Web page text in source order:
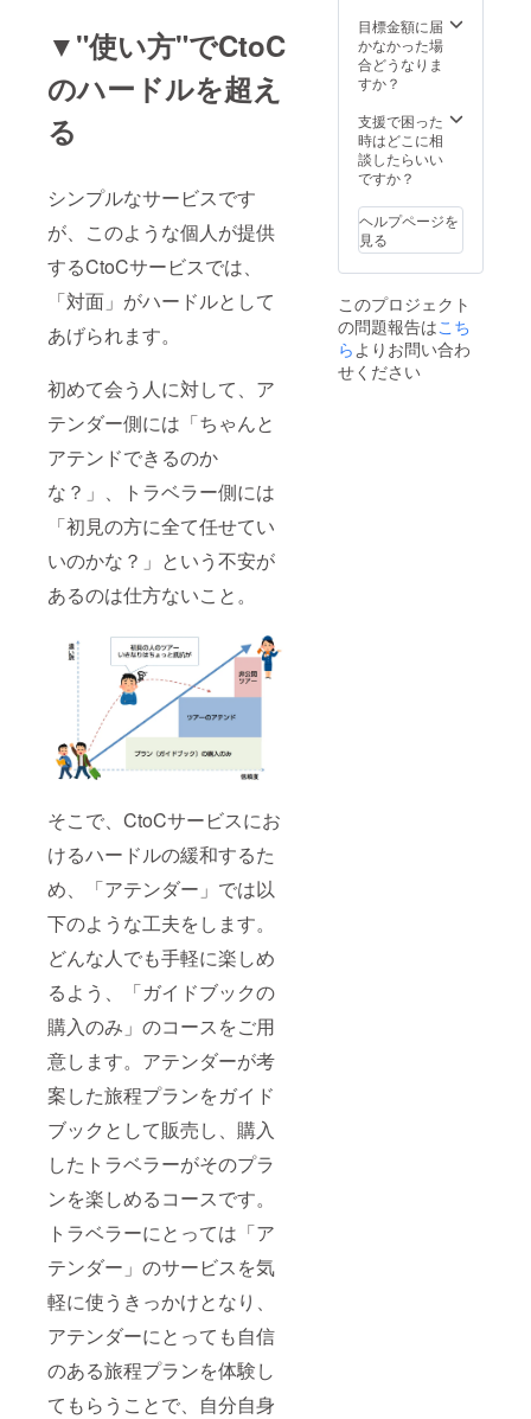
▼"使い方"でCtoC
のハードルを超え
る
シンプルなサービスです
が、このような個人が提供
するCtoCサービスでは、
「対面」がハードルとして
あげられます。
初めて会う人に対して、ア
テンダー側には「ちゃんと
アテンドできるのか
な？」、トラベラー側には
「初見の方に全て任せてい
いのかな？」という不安が
あるのは仕方ないこと。
そこで、CtoCサービスにお
けるハードルの緩和するた
め、「アテンダー」では以
下のような工夫をします。
どんな人でも手軽に楽しめ
るよう、「ガイドブックの
購入のみ」のコースをご用
意します。アテンダーが考
案した旅程プランをガイド
ブックとして販売し、購入
したトラベラーがそのプラ
ンを楽しめるコースです。
トラベラーにとっては「ア
テンダー」のサービスを気
軽に使うきっかけとなり、
アテンダーにとっても自信
のある旅程プランを体験し
てもらうことで、自分自身
効果】
・オウ
ンドメ
ディア
築とな
ります
が、初
期投資
サービ
スが拡
が高ま
ります
・今
後、イ
ンタ
画とし
て紹介
された
い方
事項】
・フ
リー
ペー
都内の
協力コ
ス、こ
れから
制作予
定のア
テン
い方
【注意
事項】
のご飲
食費は
全て実
費でお
ます ※
ドお試
し権の
リター
ン実行
は東京
都内に
て、
ス時の
イベン
トを
方 ・
「アテ
ン
ダー」
盛り上
げてく
れる方
・東京
付近を
元気で
明るい
美女と
す！
注：希
望者の
み
目標金額に届
かなかった場
合どうなりま
すか？
支援で困った
時はどこに相
談したらいい
ですか？
ヘルプページを
見る
このプロジェクト
の問題報告はこち
らよりお問い合わ
せください